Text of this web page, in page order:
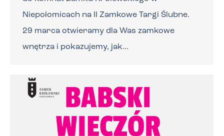
Niepołomicach na II Zamkowe Targi Ślubne.
29 marca otwieramy dla Was zamkowe
wnętrza i pokazujemy, jak…